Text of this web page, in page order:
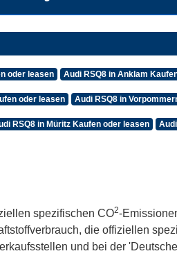
oder leasen Audi RSQ8 in Anklam
oder leasen Audi RSQ8 in
RSQ8 in Müritz Kaufen oder leasen
spezifischen CO2-
die offiziellen
und bei der